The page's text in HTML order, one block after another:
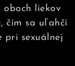
liekov
čím sa uľahčí
pri sexuálnej